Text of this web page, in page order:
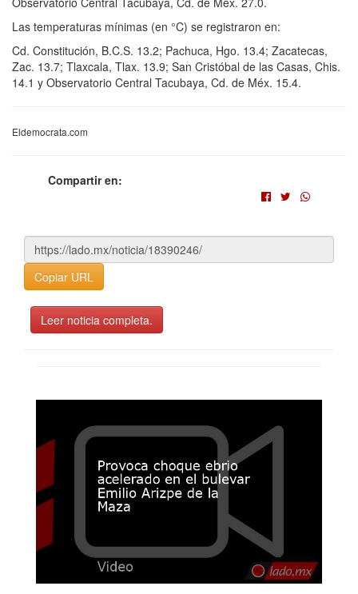
Las temperaturas mínimas (en °C) se registraron en:
Cd. Constitución, B.C.S. 13.2; Pachuca, Hgo. 13.4; Zacatecas,
Zac. 13.7; Tlaxcala, Tlax. 13.9; San Cristóbal de las Casas, Chis.
14.1 y Observatorio Central Tacubaya, Cd. de Méx. 15.4.
Eldemocrata.com
Compartir en:
Copiar URL
Leer noticia completa.